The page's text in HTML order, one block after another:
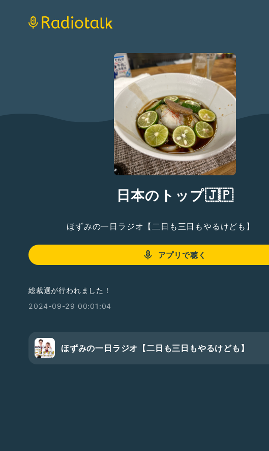
日本のトップ🇯🇵
ほずみの一日ラジオ【二日も三日もやるけども】
アプリで聴く
総裁選が行われました！
2024-09-29 00:01:04
ほずみの一日ラジオ【二日も三日もやるけども】